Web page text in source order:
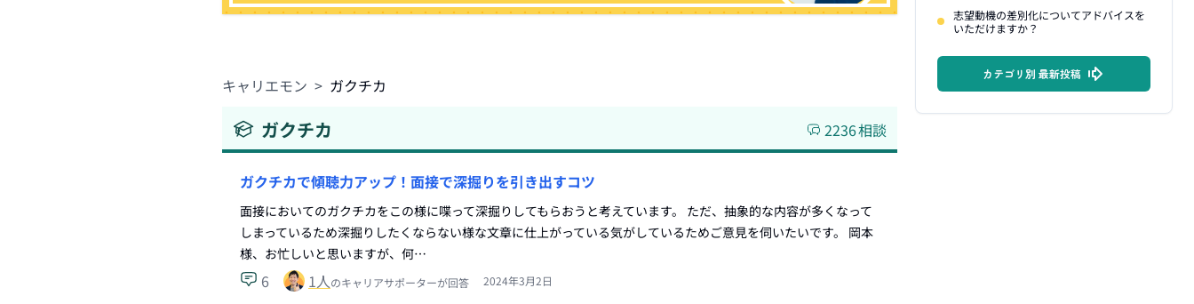
キャリエモン > ガクチカ
ガクチカ 2236相談
ガクチカで傾聴力アップ！面接で深掘りを引き出すコツ
面接においてのガクチカをこの様に喋って深掘りしてもらおうと考えています。 ただ、抽象的な内容が多くなって
しまっているため深掘りしたくならない様な文章に仕上がっている気がしているためご意見を伺いたいです。 岡本
様、お忙しいと思いますが、何…
6 1人のキャリアサポーターが回答 2024年3月2日
志望動機の差別化についてアドバイスを
いただけますか？
カテゴリ別 最新投稿